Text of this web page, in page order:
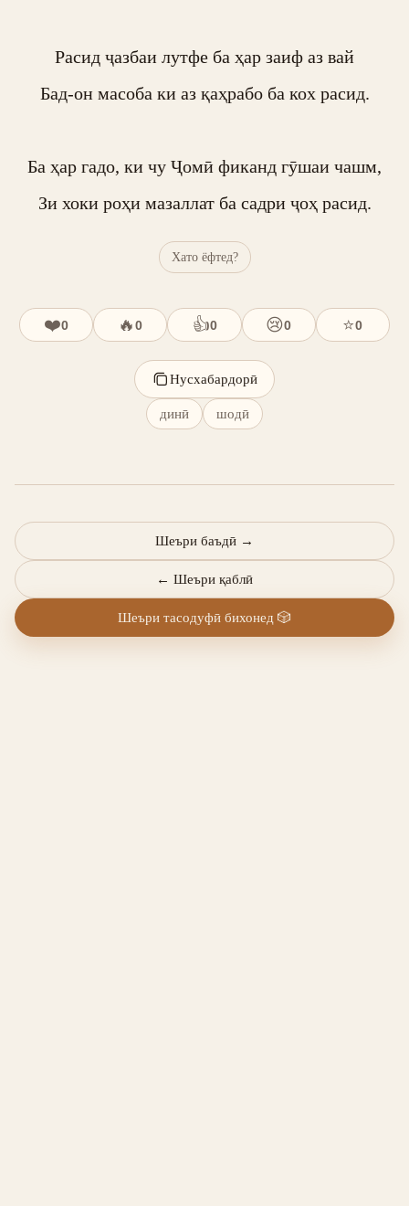
Расид ҷазбаи лутфе ба ҳар заиф аз вай
Бад-он масоба ки аз қаҳрабо ба кох расид.
Ба ҳар гадо, ки чу Ҷомӣ фиканд гӯшаи чашм,
Зи хоки роҳи мазаллат ба садри ҷоҳ расид.
Хато ёфтед?
❤️0 🔥0 👍0 😢0 ⭐0
Нусхабардорӣ
динӣ шодӣ
← Шеъри қаблӣ
Шеъри баъдӣ →
Шеъри тасодуфӣ бихонед 🎲